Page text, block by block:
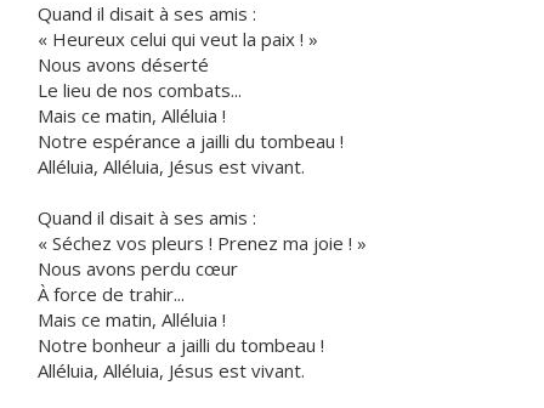
Quand il disait à ses amis :
« Heureux celui qui veut la paix ! »
Nous avons déserté
Le lieu de nos combats...
Mais ce matin, Alléluia !
Notre espérance a jailli du tombeau !
Alléluia, Alléluia, Jésus est vivant.
Quand il disait à ses amis :
« Séchez vos pleurs ! Prenez ma joie ! »
Nous avons perdu cœur
À force de trahir...
Mais ce matin, Alléluia !
Notre bonheur a jailli du tombeau !
Alléluia, Alléluia, Jésus est vivant.